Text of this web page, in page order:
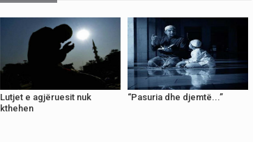
Lutjet e agjëruesit nuk
kthehen
“Pasuria dhe djemtë...”